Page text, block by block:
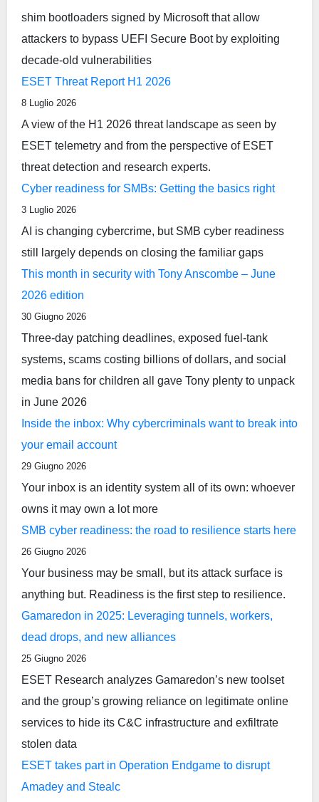
shim bootloaders signed by Microsoft that allow
attackers to bypass UEFI Secure Boot by exploiting
decade-old vulnerabilities
ESET Threat Report H1 2026
8 Luglio 2026
A view of the H1 2026 threat landscape as seen by
ESET telemetry and from the perspective of ESET
threat detection and research experts.
Cyber readiness for SMBs: Getting the basics right
3 Luglio 2026
AI is changing cybercrime, but SMB cyber readiness
still largely depends on closing the familiar gaps
This month in security with Tony Anscombe – June
2026 edition
30 Giugno 2026
Three-day patching deadlines, exposed fuel-tank
systems, scams costing billions of dollars, and social
media bans for children all gave Tony plenty to unpack
in June 2026
Inside the inbox: Why cybercriminals want to break into
your email account
29 Giugno 2026
Your inbox is an identity system all of its own: whoever
owns it may own a lot more
SMB cyber readiness: the road to resilience starts here
26 Giugno 2026
Your business may be small, but its attack surface is
anything but. Readiness is the first step to resilience.
Gamaredon in 2025: Leveraging tunnels, workers,
dead drops, and new alliances
25 Giugno 2026
ESET Research analyzes Gamaredon’s new toolset
and the group’s growing reliance on legitimate online
services to hide its C&C infrastructure and exfiltrate
stolen data
ESET takes part in Operation Endgame to disrupt
Amadey and Stealc